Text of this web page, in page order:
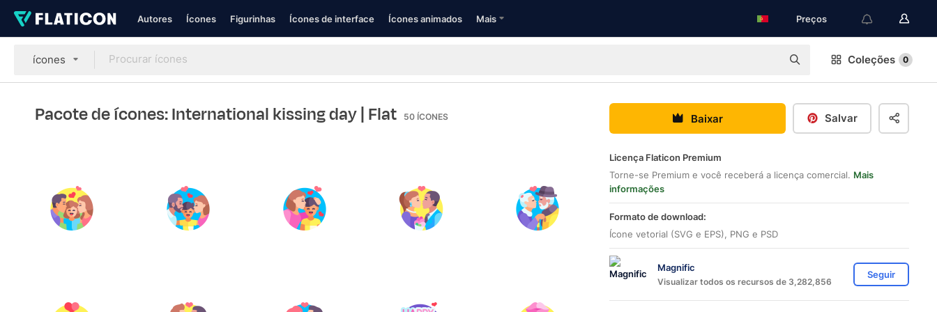
Autores Ícones Figurinhas Ícones de interface Ícones animados Mais Preços
ícones Coleções 0
Pacote de ícones: International kissing day| Flat 50 ÍCONES Baixar Salvar
Licença Flaticon Premium
Torne-se Premium e você receberá a licença comercial. Mais
informações
Formato de download:
Ícone vetorial (SVG e EPS), PNG e PSD
Magnific
Visualizar todos os recursos de 3,282,856
Seguir